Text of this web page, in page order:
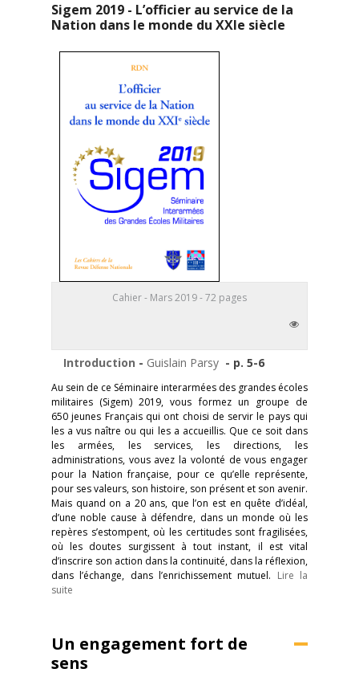
Sigem 2019 - L’officier au service de la
Nation dans le monde du XXIe siècle
Cahier - Mars 2019 - 72 pages
Introduction - Guislain Parsy - p. 5-6
Au sein de ce Séminaire interarmées des grandes écoles
militaires (Sigem) 2019, vous formez un groupe de
650 jeunes Français qui ont choisi de servir le pays qui
les a vus naître ou qui les a accueillis. Que ce soit dans
les armées, les services, les directions, les
administrations, vous avez la volonté de vous engager
pour la Nation française, pour ce qu’elle représente,
pour ses valeurs, son histoire, son présent et son avenir.
Mais quand on a 20 ans, que l’on est en quête d’idéal,
d’une noble cause à défendre, dans un monde où les
repères s’estompent, où les certitudes sont fragilisées,
où les doutes surgissent à tout instant, il est vital
d’inscrire son action dans la continuité, dans la réflexion,
dans l’échange, dans l’enrichissement mutuel. Lire la
suite
Un engagement fort de
sens